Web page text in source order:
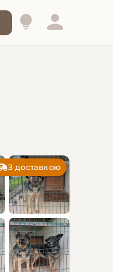
З доставкою